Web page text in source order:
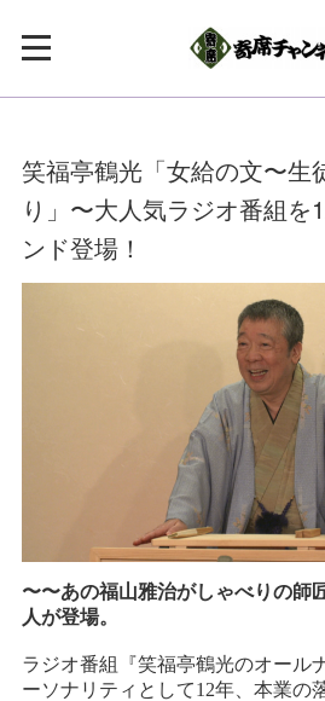
笑福亭鶴光「女給の文〜生
り」〜大人気ラジオ番組を
ンド登場！